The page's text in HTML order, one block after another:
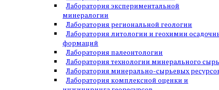
Лаборатория экспериментальной
минералогии
Лаборатория региональной геологии
Лаборатория литологии и геохимии
формаций
Лаборатория палеонтологии
Лаборатория технологии минерального
Лаборатория минерально-сырьевых
Лаборатория комплексной оценки и